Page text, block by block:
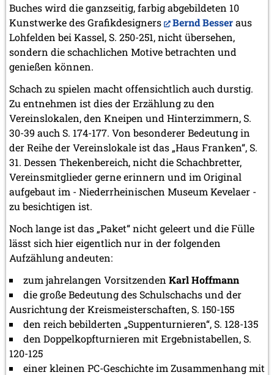
Buches wird die ganzseitig, farbig abgebildeten 10
Kunstwerke des Grafikdesigners
Bernd Besseraus
Lohfelden bei Kassel, S. 250-251, nicht übersehen,
sondern die schachlichen Motive betrachten und
genießen können.
Schach zu spielen macht offensichtlich auch durstig.
Zu entnehmen ist dies der Erzählung zu den
Vereinslokalen, den Kneipen und Hinterzimmern, S.
30-39 auch S. 174-177. Von besonderer Bedeutung in
der Reihe der Vereinslokale ist das „Haus Franken“, S.
31. Dessen Thekenbereich, nicht die Schachbretter,
Vereinsmitglieder gerne erinnern und im Original
aufgebaut im - Niederrheinischen Museum Kevelaer -
zu besichtigen ist.
Noch lange ist das „Paket“ nicht geleert und die Fülle
lässt sich hier eigentlich nur in der folgenden
Aufzählung andeuten:
zum jahrelangen Vorsitzenden Karl Hoffmann
die große Bedeutung des Schulschachs und der
Ausrichtung der Kreismeisterschaften, S. 150-155
den reich bebilderten „Suppenturnieren“, S. 128-135
den Doppelkopfturnieren mit Ergebnistabellen, S.
120-125
einer kleinen PC-Geschichte im Zusammenhang mit